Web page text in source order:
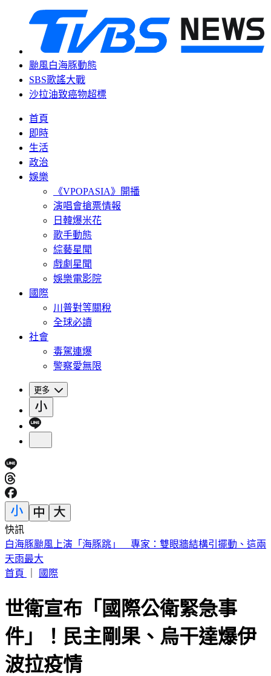
颱風白海豚動態
SBS歌謠大戰
沙拉油致癌物超標
首頁
即時
生活
政治
娛樂
《VPOPASIA》開播
演唱會搶票情報
日韓爆米花
歌手動態
綜藝星聞
戲劇星聞
娛樂電影院
國際
川普對等關稅
全球必讀
社會
毒駕連爆
警察愛無限
更多
快訊
台中今晚送肉粽！恰逢王功漁火節 喪家急喊「莫恐慌」曝送
煞路線
首頁
國際
世衛宣布「國際公衛緊急事
件」！民主剛果、烏干達爆伊
波拉疫情